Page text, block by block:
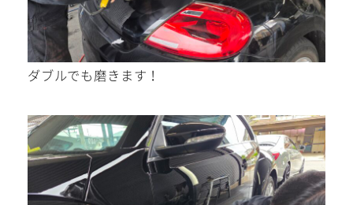
ダブルでも磨きます！